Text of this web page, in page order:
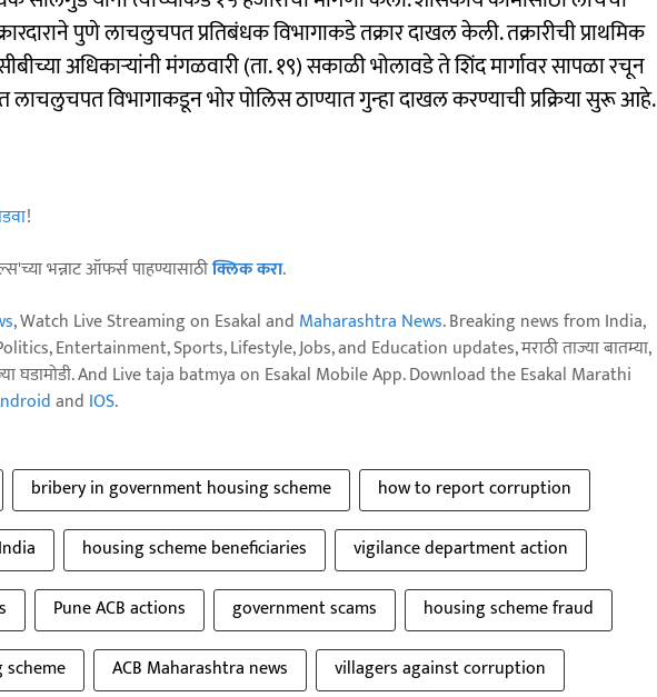
पुणे लाचलुचपत प्रतिबंधक विभागाकडे तक्रार दाखल केली. तक्रारीची प्राथमिक
अधिकाऱ्यांनी मंगळवारी (ता. १९) सकाळी भोलावडे ते शिंद मार्गावर सापळा रचून
लाचलुचपत विभागाकडून भोर पोलिस ठाण्यात गुन्हा दाखल करण्याची प्रक्रिया सुरू आहे.
!
भन्नाट ऑफर्स पाहण्यासाठीक्लिक करा.
, Watch Live Streaming on Esakal and Maharashtra News. Breaking news from India,
Entertainment, Sports, Lifestyle, Jobs, and Education updates, मराठी ताज्या बातम्या,
घडामोडी. And Live taja batmya on Esakal Mobile App. Download the Esakal Marathi
and IOS.
bribery in government housing scheme
how to report corruption
housing scheme beneficiaries
vigilance department action
Pune ACB actions government scams
housing scheme fraud
ACB Maharashtra news
villagers against corruption